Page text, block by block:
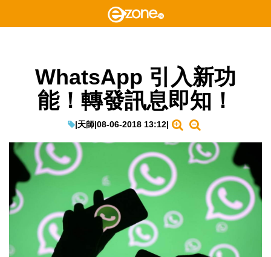
WhatsApp 引入新功
能！轉發訊息即知！
|天師|08-06-2018 13:12|